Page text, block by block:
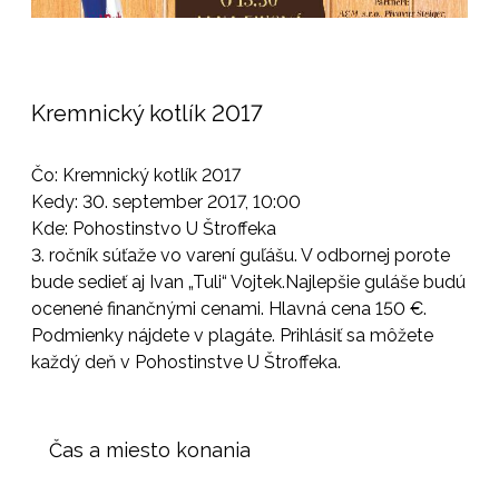
Kremnický kotlík 2017
Čo: Kremnický kotlík 2017
Kedy: 30. september 2017, 10:00
Kde: Pohostinstvo U Štroffeka
3. ročník súťaže vo varení guľášu. V odbornej porote
bude sedieť aj Ivan „Tuli“ Vojtek.Najlepšie guláše budú
ocenené finančnými cenami. Hlavná cena 150 €.
Podmienky nájdete v plagáte. Prihlásiť sa môžete
každý deň v Pohostinstve U Štroffeka.
Čas a miesto konania